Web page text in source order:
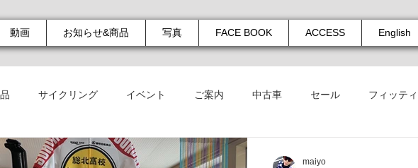
動画 お知らせ&商品 写真 FACE BOOK ACCESS English
サイクリング イベント ご案内 中古車 セール フィッテ
らせ
maiyo